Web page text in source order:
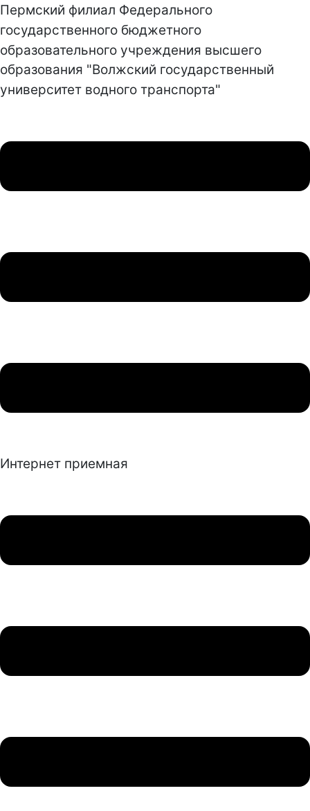
Пермский филиал Федерального
государственного бюджетного
образовательного учреждения высшего
образования "Волжский государственный
университет водного транспорта"
Интернет приемная